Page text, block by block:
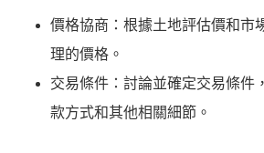
價格協商 ：根據土地評估價和市
理的價格。
交易條件 ：討論並確定交易條件
款方式和其他相關細節。